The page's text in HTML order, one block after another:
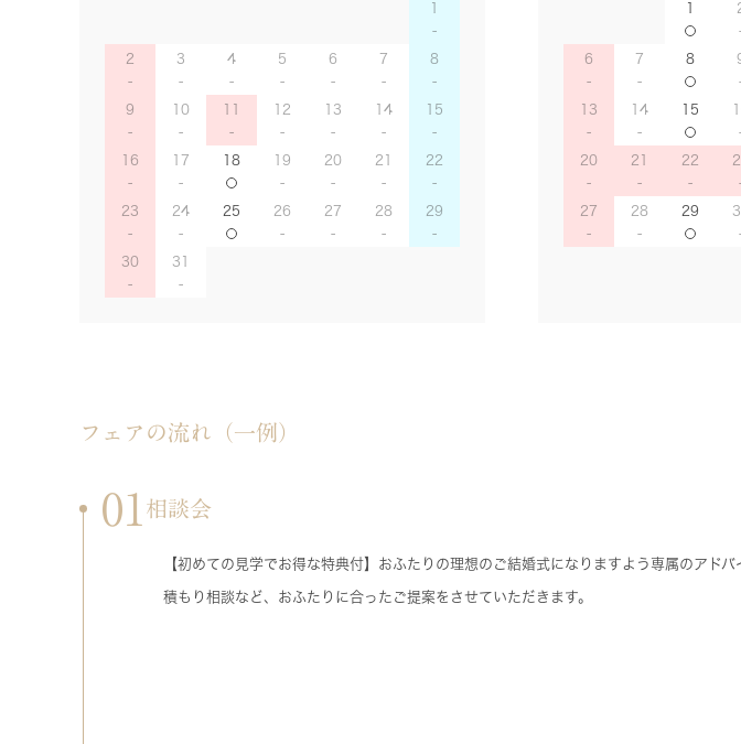
1
2 3 4 5 6 7 8
9 10 11 12 13 14 15
16 17 18 19 20 21 22
23 24 25 26 27 28 29
30 31
1
6 7 8
13 14 15
20 21 22
27 28 29
フェアの流れ（一例）
01 相談会
【初めての見学でお得な特典付】おふたりの理想のご結婚式になりますよう専属のアド
積もり相談など、おふたりに合ったご提案をさせていただきます。